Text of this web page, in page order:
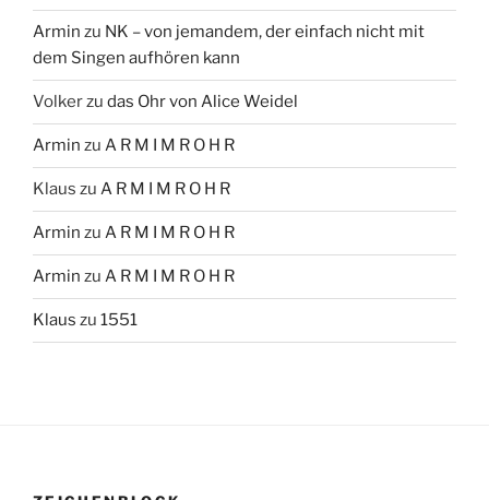
Armin zu NK – von jemandem, der einfach nicht mit
dem Singen aufhören kann
Volkerzu das Ohr von Alice Weidel
Armin zu A R M I M R O H R
Klaus zu A R M I M R O H R
Armin zu A R M I M R O H R
Armin zu A R M I M R O H R
Klaus zu 1551